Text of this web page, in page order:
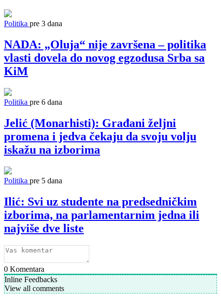
Politika pre 3 dana
NADA: „Oluja“ nije završena – politika
vlasti dovela do novog egzodusa Srba sa
KiM
Politika pre 6 dana
Jelić (Monarhisti): Građani željni
promena i jedva čekaju da svoju volju
iskažu na izborima
Politika pre 5 dana
Ilić: Svi uz studente na predsedničkim
izborima, na parlamentarnim jedna ili
najviše dve liste
0 Komentara
Inline Feedbacks
View all comments